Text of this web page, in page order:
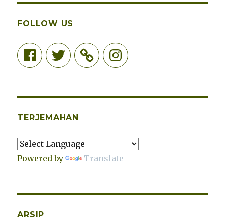
FOLLOW US
FacebookTwitter Instagram
TERJEMAHAN
Powered by Translate
ARSIP